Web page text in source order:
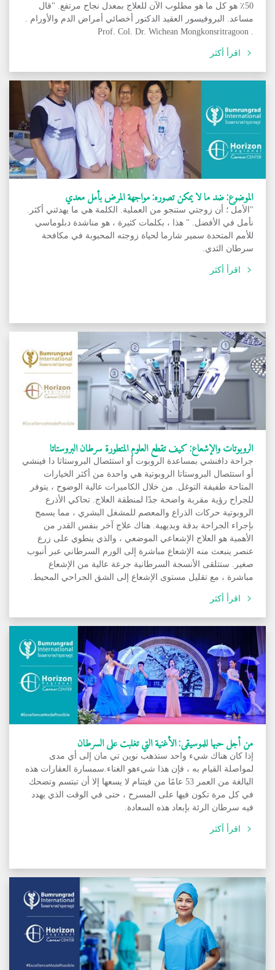
50٪ هو كل ما هو مطلوب الآن للعلاج بمعدل نجاح مرتفع. "قال
مساعد. البروفيسور العقيد الدكتور أخصائي أمراض الدم والأورام .
اقرأ أكثر
الموضوع: ضد ما لا يمكن تصوره: مواجهة المرض بأمل معدي
"الأمل ؛ أن زوجتي ستنجو من العملية. الكلمة هي ما يهدئني أكثر.
نأمل في الأفضل. " هذا ، بكلمات كثيرة ، هو مناشدة دبلوماسي
للأمم المتحدة سمير شارما لحياة زوجته المحبوبة في مكافحة
سرطان الثدي.
اقرأ أكثر
الروبوتات والإشعاع: كيف تقطع العلوم المتطورة سرطان البروستاتا
جراحة دافنشي بمساعدة الروبوت أو استئصال البروستاتا دا فينشي
أو استئصال البروستاتا الروبوتية هي واحدة من أكثر الخيارات
المتاحة طفيفة التوغل. من خلال الكاميرات عالية الوضوح ، يتوفر
للجراح رؤية مقربة واضحة جدًا لمنطقة العلاج. تحاكي الأذرع
الروبوتية حركات الذراع والمعصم للمشغل البشري ، مما يسمح
بإجراء الجراحة بدقة وبديهية. هناك علاج آخر بنفس القدر من
الأهمية هو العلاج الإشعاعي الموضعي ، والذي ينطوي على زرع
عنصر ينبعث منه الإشعاع مباشرة إلى الورم السرطاني عبر أنبوب
صغير. ستتلقى الأنسجة السرطانية جرعة عالية من الإشعاع
مباشرة ، مع تقليل مستوى الإشعاع إلى الشق الجراحي المحيط.
اقرأ أكثر
من أجل حبها للموسيقى: الأغنية التي تغلبت على السرطان
إذا كان هناك شيء واحد ستذهب نوين تي مان إلى أي مدى
لمواصلة القيام به ، فإن هذا شيءهو الغناء.سمسارة العقارات هذه
البالغة من العمر 53 عامًا من فيتنام لا يسعها إلا أن تبتسم وتضحك
في كل مرة تكون فيها على المسرح ، حتى في الوقت الذي يهدد
فيه سرطان الرئة بإبعاد هذه السعادة.
اقرأ أكثر